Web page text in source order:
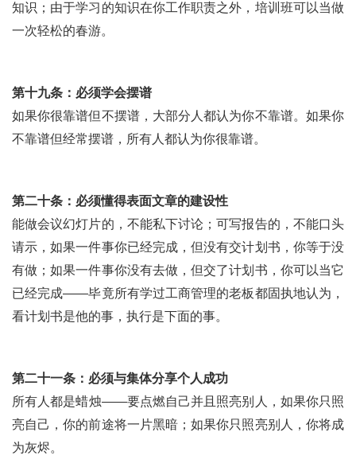
知识；由于学习的知识在你工作职责之外，培训班可以当做
一次轻松的春游。
第十九条：必须学会摆谱
如果你很靠谱但不摆谱，大部分人都认为你不靠谱。如果你
不靠谱但经常摆谱，所有人都认为你很靠谱。
第二十条：必须懂得表面文章的建设性
能做会议幻灯片的，不能私下讨论；可写报告的，不能口头
请示，如果一件事你已经完成，但没有交计划书，你等于没
有做；如果一件事你没有去做，但交了计划书，你可以当它
已经完成——毕竟所有学过工商管理的老板都固执地认为，
看计划书是他的事，执行是下面的事。
第二十一条：必须与集体分享个人成功
所有人都是蜡烛——要点燃自己并且照亮别人，如果你只照
亮自己，你的前途将一片黑暗；如果你只照亮别人，你将成
为灰烬。